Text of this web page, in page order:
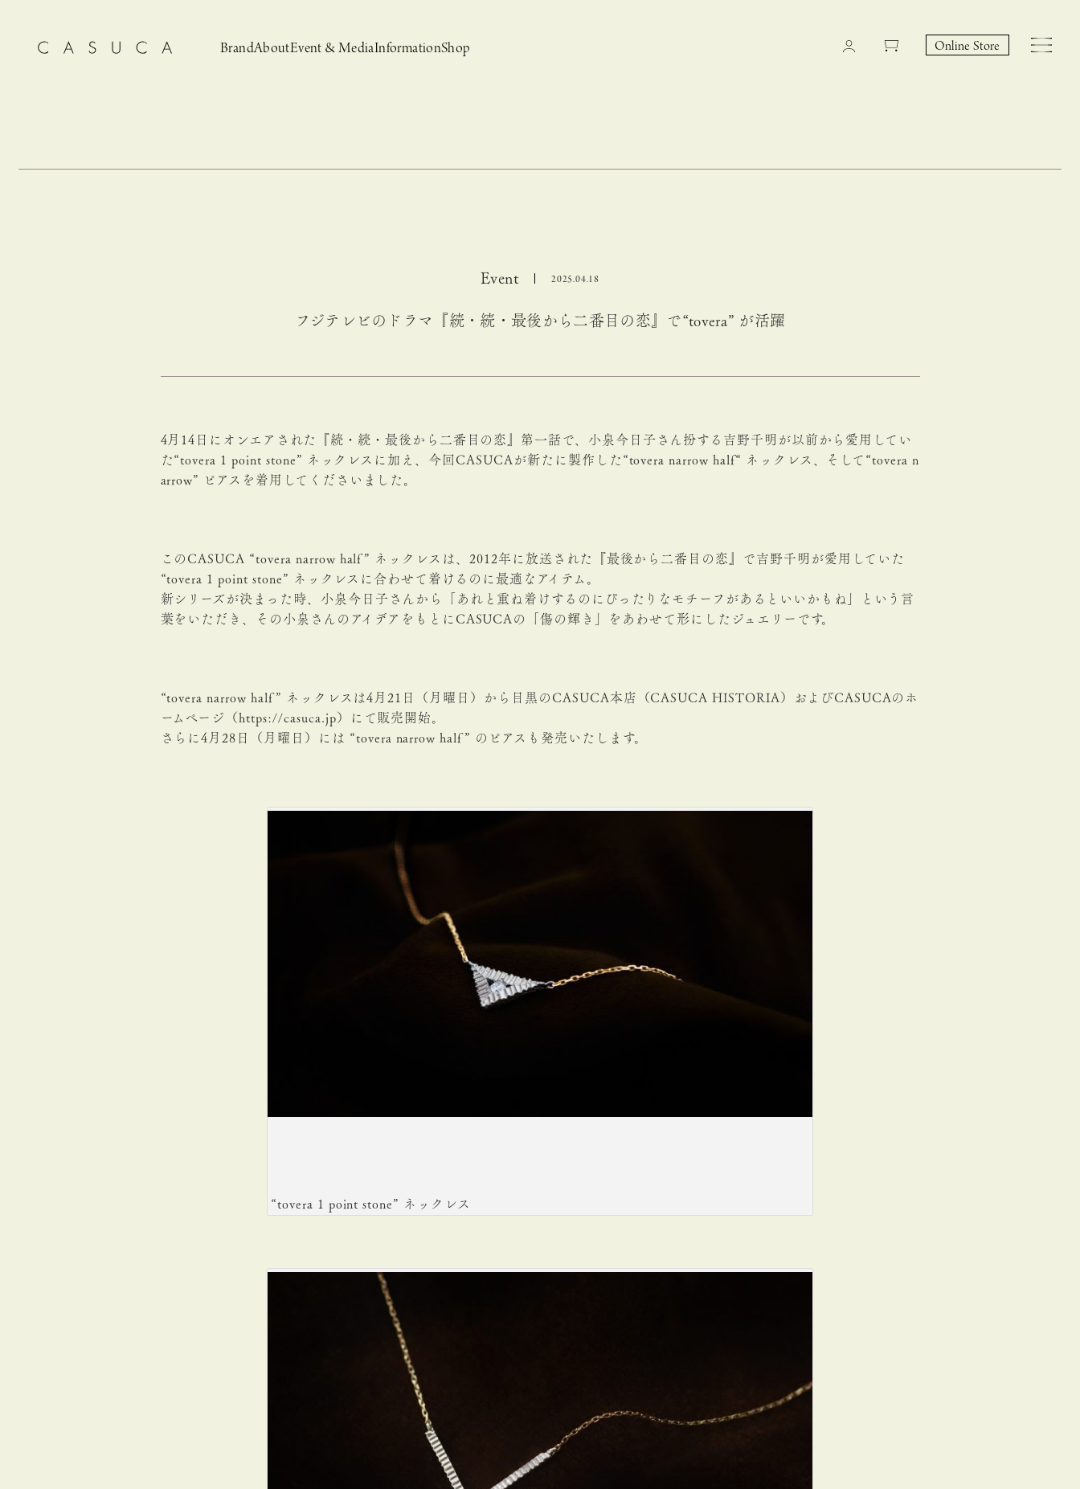
Brand
CASUCA だけの
CASUCA et mo
CASUCAと持田香織の
AboutEvent & Media
CASUCA -Summer Campaign-
Event, News
CASUCA HISTORIA 2nd anniversary jewelry – hacca リン
InformationShop Online Store
Event 2025.04.18
フジテレビのドラマ『続・続・最後から二番目の恋』で“tovera” が活躍
4月14日にオンエアされた『続・続・最後から二番目の恋』第一話で、小泉今日子さん扮する吉野千明が以前から愛用してい
た“tovera 1 point stone” ネックレスに加え、今回CASUCAが新たに製作した“tovera narrow half“ ネックレス、そして“tovera n
arrow” ピアスを着用してくださいました。
このCASUCA “tovera narrow half” ネックレスは、2012年に放送された『最後から二番目の恋』で吉野千明が愛用していた
“tovera 1 point stone” ネックレスに合わせて着けるのに最適なアイテム。
新シリーズが決まった時、小泉今日子さんから「あれと重ね着けするのにぴったりなモチーフがあるといいかもね」という言
葉をいただき、その小泉さんのアイデアをもとにCASUCAの「傷の輝き」をあわせて形にしたジュエリーです。
“tovera narrow half” ネックレスは4月21日（月曜日）から目黒のCASUCA本店（CASUCA HISTORIA）およびCASUCAのホ
ームページ（https://casuca.jp）にて販売開始。
さらに4月28日（月曜日）には “tovera narrow half” のピアスも発売いたします。
“tovera 1 point stone” ネックレス